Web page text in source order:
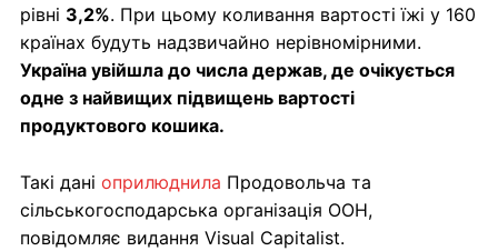
рівні 3,2%. При цьому коливання вартості їжі у 160
країнах будуть надзвичайно нерівномірними.
Україна увійшла до числа держав, де очікується
одне з найвищих підвищень вартості
продуктового кошика.
Такі дані оприлюднила Продовольча та
сільськогосподарська організація ООН,
повідомляє видання Visual Capitalist.